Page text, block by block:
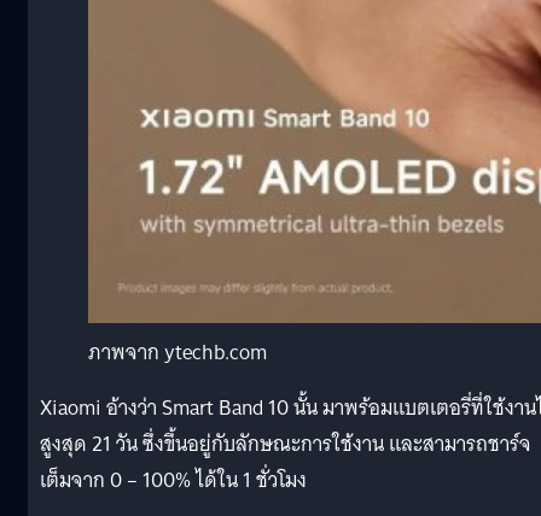
ภาพจาก ytechb.com
Xiaomi อ้างว่า Smart Band 10 นั้น มาพร้อมแบตเตอรี่ที่ใช้งา
สูงสุด 21 วัน ซึ่งขึ้นอยู่กับลักษณะการใช้งาน และสามารถชาร์จ
เต็มจาก 0 – 100% ได้ใน 1 ชั่วโมง